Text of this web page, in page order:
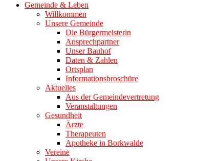
Gemeinde & Leben
Willkommen
Unsere Gemeinde
Die Bürgermeisterin
Ansprechpartner
Unser Bauhof
Daten & Zahlen
Ortsplan
Informationsbroschüre
Aktuelles
Aus der Gemeindevertretung
Veranstaltungen
Gesundheit
Ärzte
Therapeuten
Apotheke in Borkwalde
Vereine